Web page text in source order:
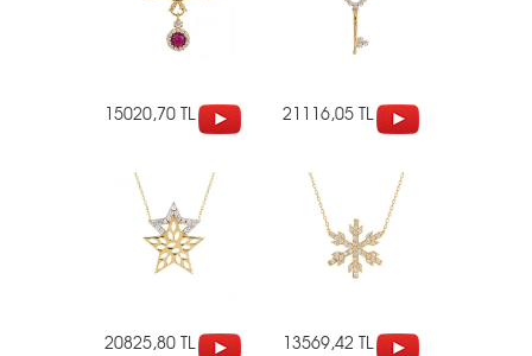
21116,05 TL
15020,70 TL
13569,42 TL
20825,80 TL